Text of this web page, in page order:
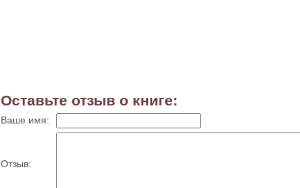
Оставьте отзыв о книге:
Ваше имя:
Отзыв: